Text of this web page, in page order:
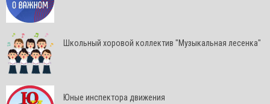
Школьный хоровой коллектив "Музыкальная лесенка"
Юные инспектора движения